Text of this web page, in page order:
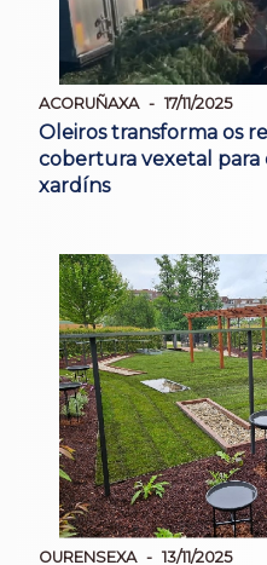
ACORUÑAXA 17/11/2025
Oleiros transforma os
cobertura vexetal para
xardíns
OURENSEXA 13/11/2025